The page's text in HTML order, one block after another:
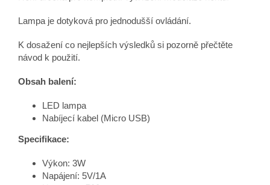
Lampa je dotyková pro jednodušší ovládání.
K dosažení co nejlepších výsledků si pozorně přečtěte
návod k použití.
Obsah balení:
LED lampa
Nabíjecí kabel (Micro USB)
Specifikace:
Výkon: 3W
Napájení: 5V/1A